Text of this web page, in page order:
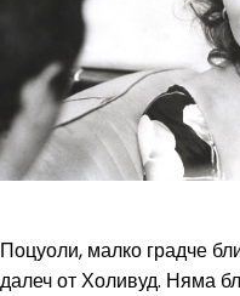
Поцуоли, малко градче
далеч от Холивуд. Няма